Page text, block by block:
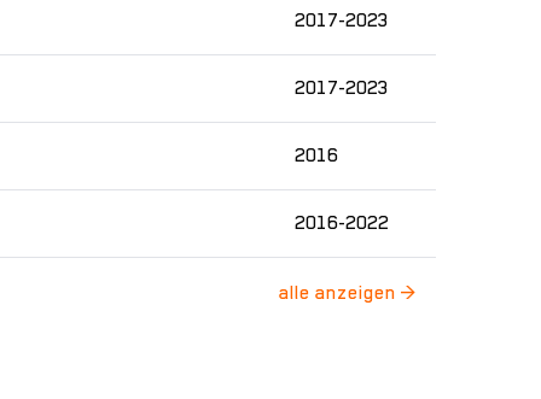
2017-2023
2017-2023
2016
2016-2022